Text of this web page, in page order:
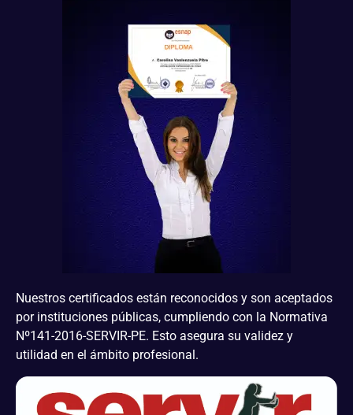
Nuestros certificados están reconocidos y son aceptados
por instituciones públicas, cumpliendo con la Normativa
Nº141-2016-SERVIR-PE. Esto asegura su validez y
utilidad en el ámbito profesional.